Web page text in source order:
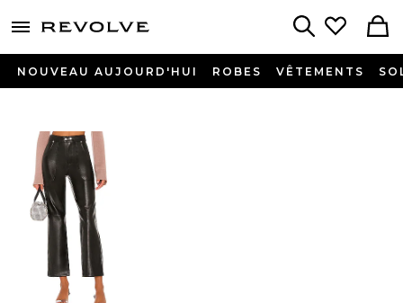
menu - shows more content
NOUVEAU AUJOURD'HUI ROBES VÊTEMENTS